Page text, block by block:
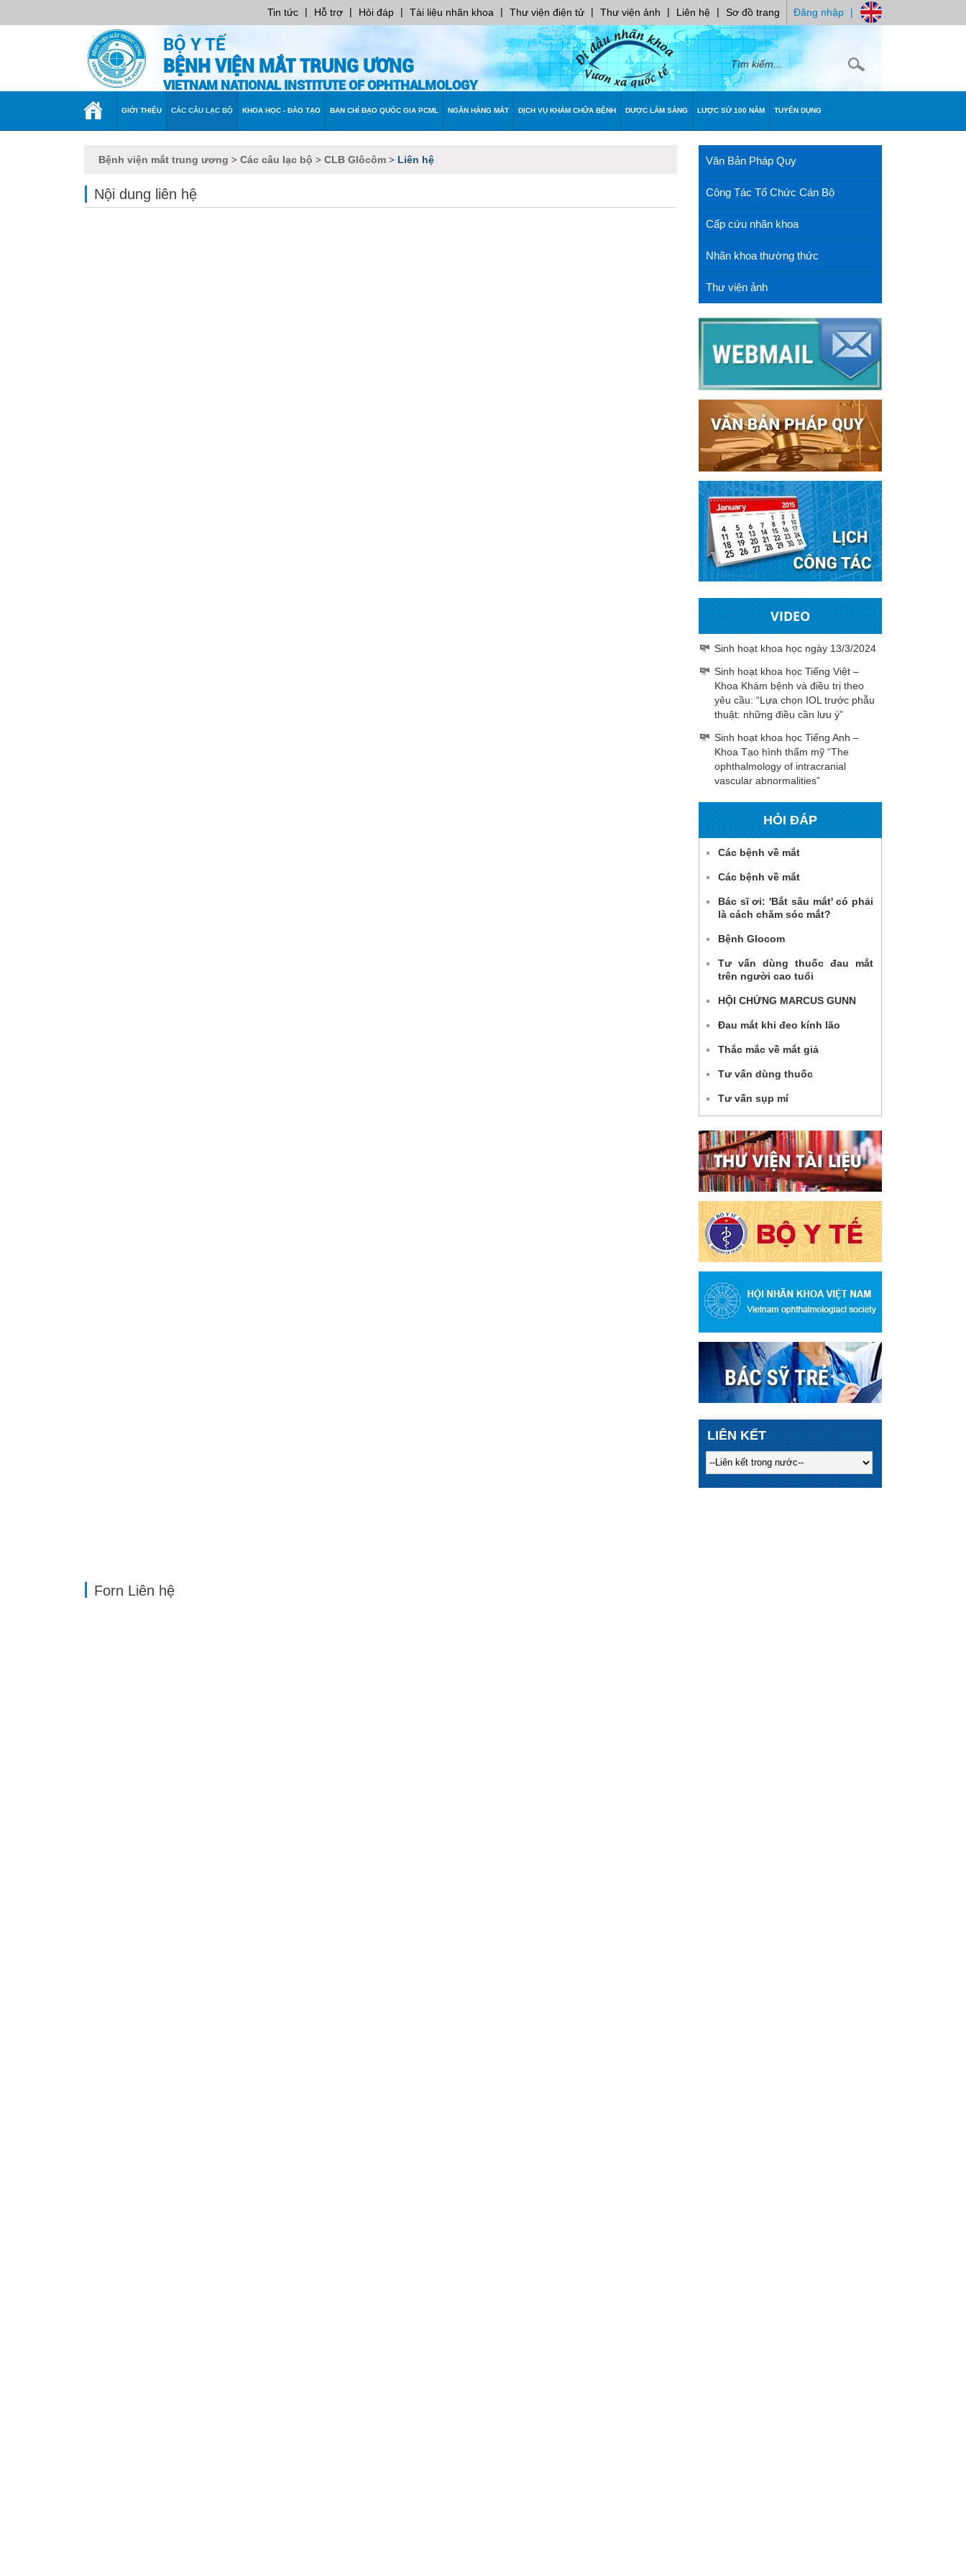
Tin tức | Hỗ trợ | Hỏi đáp | Tài liệu nhãn khoa | Thư viện điện tử | Thư viện ảnh | Liên hệ | Sơ đồ trang Đăng nhập |
BỘ Y TẾ
BỆNH VIỆN MẮT TRUNG ƯƠNG
VIETNAM NATIONAL INSTITUTE OF OPHTHALMOLOGY
TRANG GIỚI THIỆU CÁC CÂU LẠC BỘ KHOA HỌC - ĐÀO TẠO BAN CHỈ ĐẠO QUỐC GIA PCML NGÂN HÀNG MẮT DỊCH VỤ KHÁM CHỮA BỆNH DƯỢC LÂM SÀNG LƯỢC SỬ 100 NĂM TUYỂN DỤNG
Bệnh viện mắt trung ương > Các câu lạc bộ > CLB Glôcôm > Liên hệ
Nội dung liên hệ
Forn Liên hệ
Văn Bản Pháp Quy
Công Tác Tổ Chức Cán Bộ
Cấp cứu nhãn khoa
Nhãn khoa thường thức
Thư viện ảnh
VIDEO
Sinh hoạt khoa học ngày 13/3/2024
Sinh hoạt khoa học Tiếng Việt –
Khoa Khám bệnh và điều trị theo
yêu cầu: “Lựa chọn IOL trước phẫu
thuật: những điều cần lưu ý”
Sinh hoạt khoa học Tiếng Anh –
Khoa Tạo hình thẩm mỹ “The
ophthalmology of intracranial
vascular abnormalities”
HỎI ĐÁP
Các bệnh về mắt
Các bệnh về mắt
Bác sĩ ơi: 'Bắt sâu mắt' có phải
là cách chăm sóc mắt?
Bệnh Glocom
Tư vấn dùng thuốc đau mắt
trên người cao tuổi
HỘI CHỨNG MARCUS GUNN
Đau mắt khi đeo kính lão
Thắc mắc về mắt giả
Tư vấn dùng thuốc
Tư vấn sụp mí
LIÊN KẾT